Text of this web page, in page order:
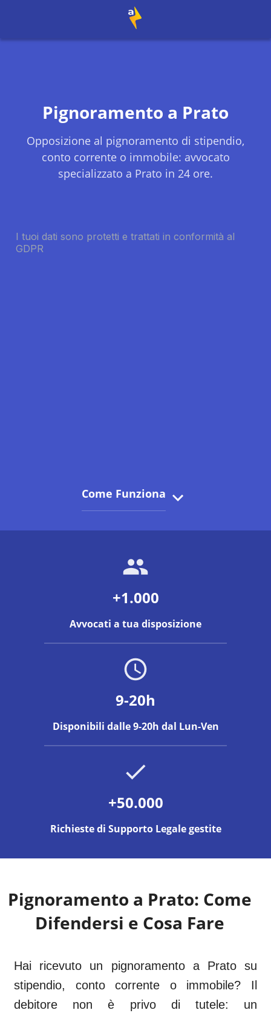
Pignoramento a Prato
Opposizione al pignoramento di stipendio,
conto corrente o immobile: avvocato
specializzato a Prato in 24 ore.
Come Funziona
+1.000
Avvocati a tua disposizione
9-20h
Disponibili dalle 9-20h dal Lun-Ven
+50.000
Richieste di Supporto Legale gestite
Pignoramento a Prato: Come
Difendersi e Cosa Fare
Hai ricevuto un pignoramento a Prato su
stipendio, conto corrente o immobile? Il
debitore non è privo di tutele: un